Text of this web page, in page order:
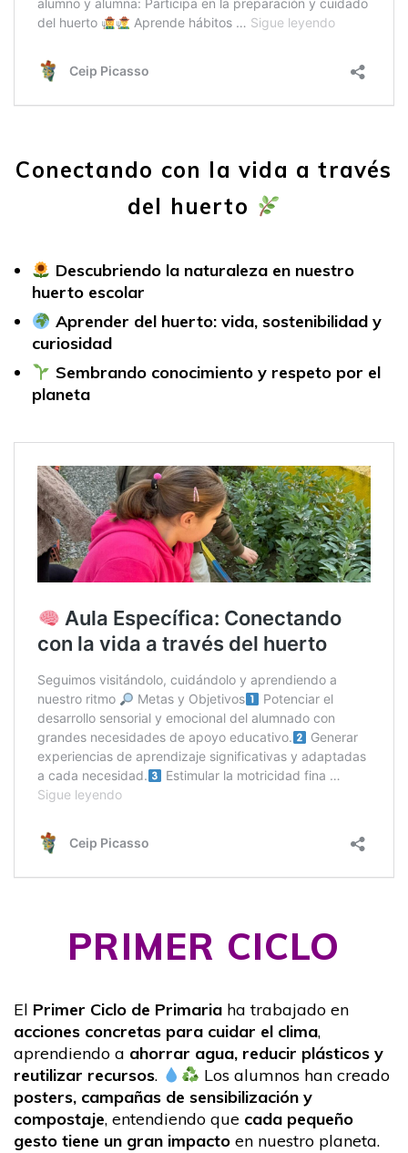
Conectando con la vida a través
del huerto
Descubriendo la naturaleza en nuestro
huerto escolar
Aprender del huerto: vida, sostenibilidad y
curiosidad
Sembrando conocimiento y respeto por el
planeta
PRIMER CICLO
El Primer Ciclo de Primaria ha trabajado en
acciones concretas para cuidar el clima,
aprendiendo a ahorrar agua, reducir plásticos y
reutilizar recursos.
Los alumnos han creado
posters, campañas de sensibilización y
compostaje, entendiendo que cada pequeño
gesto tiene un gran impacto en nuestro planeta.